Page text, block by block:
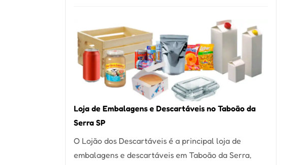
INPI
–
São
Carlos
SP
Loja de Embalagens e Descartáveis no Taboão da
Serra SP
O Lojão dos Descartáveis é a principal loja de
embalagens e descartáveis em Taboão da Serra,